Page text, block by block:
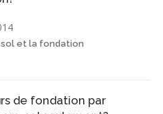
et la fondation
de fondation par